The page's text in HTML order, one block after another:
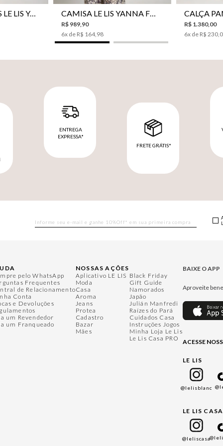
CAMISA BOTÕES LE LIS YANNA FEMININA CAMISA LE LIS YANNA FEMININA
R$ 989,90
6x de R$ 164,98
R$ 1.380,00
6x de R$ 230,
ENTREGA
EXPRESSA*
FRETE GRÁTIS*
pelo WhatsApp
Frequentes
de Relacionamento
Conta
e Devoluções
um Revendedor
um Franqueado
NOSSAS AÇÕES
Aplicativo LE LIS
Moda
Casa
Aroma
Jeans
Protea
Cadastro
Bazar
Mães
Black Friday
Gift Guide
Namorados
Japão
Julián Manfredi
Raízes do Pará
Cuidados Casa
Instruções Jogos
Minha Loja Le Lis
Le Lis Casa PRO
BAIXE O APP
Aproveite
ACESSE
LE LIS
@lelisblanc
LE LIS CASA
@leliscasa